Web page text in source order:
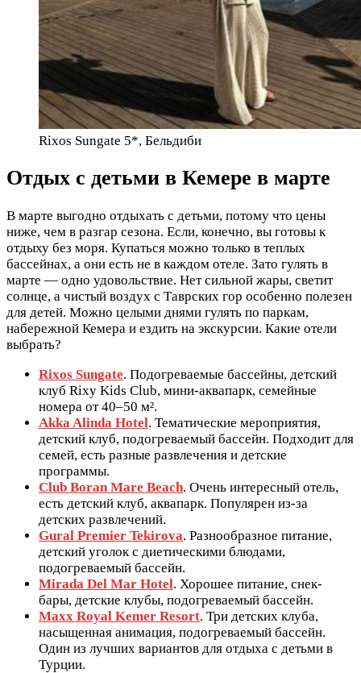
Rixos Sungate 5*, Бельдиби
Отдых с детьми в Кемере в марте
В марте выгодно отдыхать с детьми, потому что цены
ниже, чем в разгар сезона. Если, конечно, вы готовы к
отдыху без моря. Купаться можно только в теплых
бассейнах, а они есть не в каждом отеле. Зато гулять в
марте — одно удовольствие. Нет сильной жары, светит
солнце, а чистый воздух с Таврских гор особенно полезен
для детей. Можно целыми днями гулять по паркам,
набережной Кемера и ездить на экскурсии. Какие отели
выбрать?
Rixos Sungate. Подогреваемые бассейны, детский
клуб Rixy Kids Club, мини-аквапарк, семейные
номера от 40–50 м².
Akka Alinda Hotel. Тематические мероприятия,
детский клуб, подогреваемый бассейн. Подходит для
семей, есть разные развлечения и детские
программы.
Club Boran Mare Beach. Очень интересный отель,
есть детский клуб, аквапарк. Популярен из-за
детских развлечений.
Gural Premier Tekirova. Разнообразное питание,
детский уголок с диетическими блюдами,
подогреваемый бассейн.
Mirada Del Mar Hotel. Хорошее питание, снек-
бары, детские клубы, подогреваемый бассейн.
Maxx Royal Kemer Resort. Три детских клуба,
насыщенная анимация, подогреваемый бассейн.
Один из лучших вариантов для отдыха с детьми в
Турции.